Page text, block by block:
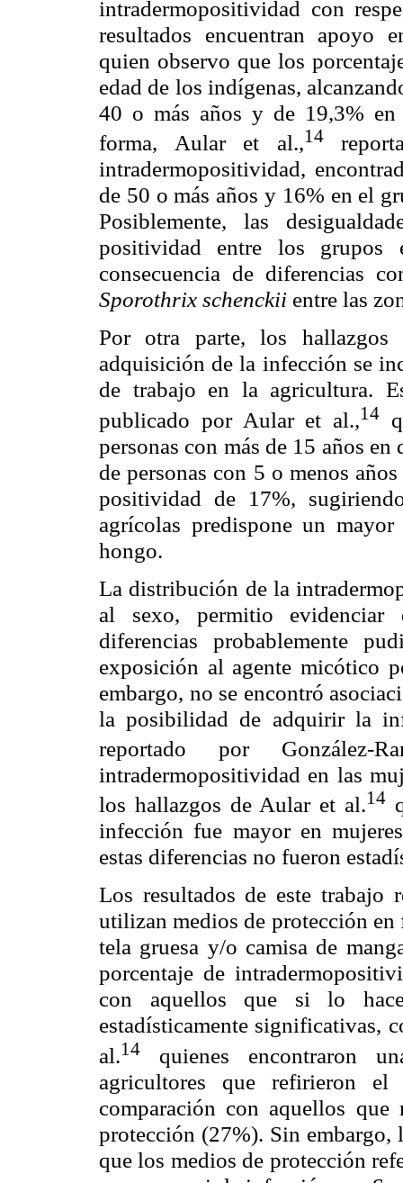
intradermopositividad con
resultados encuentran apoyo
quien observo que los
edad de los indígenas,
40 o más años y de 19,3%
forma, Aular et al.,14
intradermopositividad,
de 50 o más años y 16% en el
Posiblemente, las
positividad entre los grupos
consecuencia de diferencias
Sporothrix schenckii entre las
Por otra parte, los hallazgos
adquisición de la infección se
de trabajo en la agricultura.
publicado por Aular et al.,14
personas con más de 15 años
de personas con 5 o menos
positividad de 17%,
agrícolas predispone un
hongo.
La distribución de la
al sexo, permitio evidenciar
diferencias probablemente
exposición al agente micótico
embargo, no se encontró
la posibilidad de adquirir la
reportado por González-
intradermopositividad en las
los hallazgos de Aular et al.14
infección fue mayor en
estas diferencias no fueron
Los resultados de este trabajo
utilizan medios de protección en
tela gruesa y/o camisa de
porcentaje de
con aquellos que si lo
estadísticamente significativas,
al.14
quienes encontraron
agricultores que refirieron
comparación con aquellos
protección (27%). Sin embargo,
que los medios de protección